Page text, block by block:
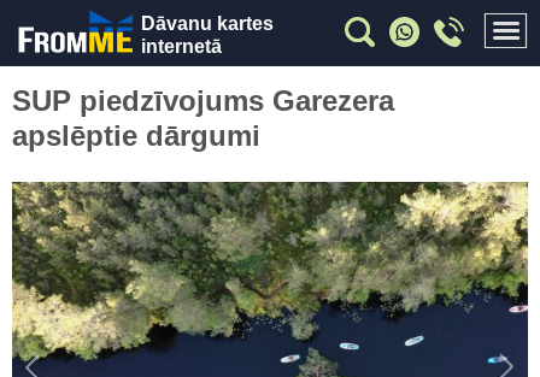
Dāvanu kartes
internetā
SUP piedzīvojums Garezera
apslēptie dārgumi
Previous